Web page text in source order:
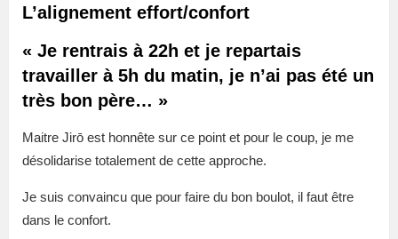
L’alignement effort/confort
« Je rentrais à 22h et je repartais
travailler à 5h du matin, je n’ai pas été un
très bon père… »
Maitre Jirō est honnête sur ce point et pour le coup, je me
désolidarise totalement de cette approche.
Je suis convaincu que pour faire du bon boulot, il faut être
dans le confort.